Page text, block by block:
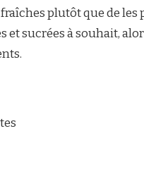
plutôt que de les
et sucrées à souhait,